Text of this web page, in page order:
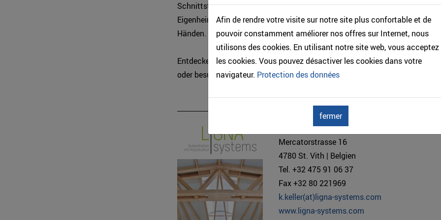
Afin de rendre votre visite sur notre site plus confortable et de
pouvoir constamment améliorer nos offres sur Internet, nous
utilisons des cookies. En utilisant notre site web, vous acceptez
les cookies. Vous pouvez désactiver les cookies dans votre
navigateur. Protection des données
fermer
Schnittstellen. Egal, ob es um Umbauten, Anbauten, Dachsanierungen, ein
Eigenheim oder sogar eine grosse Industriehalle geht – bei uns sind Sie in
Händen.
Entdecken Sie, wie wir Lebensqualität schaffen: Vereinbaren Sie einen
oder besuchen Sie unsere Ausstellung. Wir freuen uns auf Ihre Visionen!
LIGNA systems
Mercatorstrasse 16
4780 St. Vith | Belgien
Tel. +32 475 91 06 37
Fax +32 80 221969
k.keller(at)ligna-systems.com
www.ligna-systems.com